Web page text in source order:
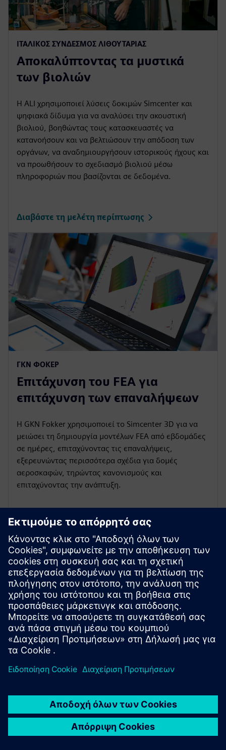
ΙΤΑΛΙΚΌΣ ΣΎΝΔΕΣΜΟΣ ΛΙΘΟΥΤΑΡΊΑΣ
Αποκαλύπτοντας τα μυστικά
των βιολιών
Η ALI χρησιμοποιεί λύσεις δοκιμών Simcenter και
ψηφιακά δίδυμα για να αναλύσει την ακουστική
βιολιού, βοηθώντας τους κατασκευαστές να
κατανοήσουν και να βελτιώσουν την απόδοση των
οργάνων, να αναδημιουργήσουν ιστορικούς ήχους και
να προωθήσουν το σχεδιασμό βιολιού μέσω
πληροφοριών που βασίζονται σε δεδομένα.
Διαβάστε τη μελέτη περίπτωσης
ΓΚΝ ΦΌΚΕΡ
Επιτάχυνση του FEA για
επιτάχυνση των επαναλήψεων
Η GKN Fokker χρησιμοποιεί το Simcenter 3D για να
μειώσει τη δημιουργία μοντέλων FEA από εβδομάδες
σε ημέρες, επιταχύνοντας τις επαναλήψεις,
εξερευνώντας περισσότερα σχέδια για δομές
αεροσκαφών, τηρώντας κανονισμούς και
επιταχύνοντας την ανάπτυξη.
Διαβάστε τη μελέτη περίπτωσης
ΙΝΤΕΡΛΆΚΕΝ
εύκολες και αποτελεσματικές
επαναλήψεις σχεδίασης